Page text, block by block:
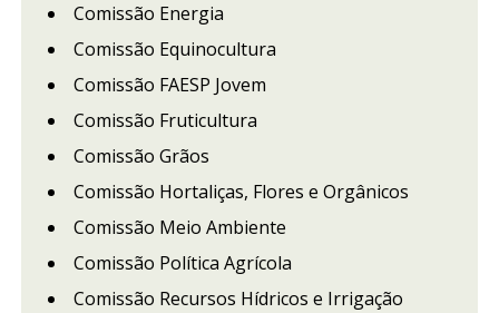
Comissão Energia
Comissão Equinocultura
Comissão FAESP Jovem
Comissão Fruticultura
Comissão Grãos
Comissão Hortaliças, Flores e Orgânicos
Comissão Meio Ambiente
Comissão Política Agrícola
Comissão Recursos Hídricos e Irrigação